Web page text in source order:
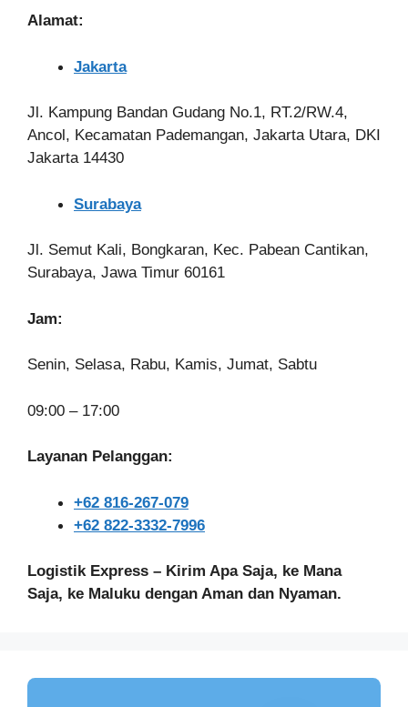
Alamat:
Jakarta
Jl. Kampung Bandan Gudang No.1, RT.2/RW.4,
Ancol, Kecamatan Pademangan, Jakarta Utara, DKI
Jakarta 14430
Surabaya
Jl. Semut Kali, Bongkaran, Kec. Pabean Cantikan,
Surabaya, Jawa Timur 60161
Jam:
Senin, Selasa, Rabu, Kamis, Jumat, Sabtu
09:00 – 17:00
Layanan Pelanggan:
+62 816-267-079
+62 822-3332-7996
Logistik Express – Kirim Apa Saja, ke Mana
Saja, ke Maluku dengan Aman dan Nyaman.